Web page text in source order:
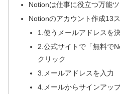
Notionは仕事に役立つ万能
Notionのアカウント作成13
1.使うメールアドレスを
2.公式サイトで「無料で
クリック
3.メールアドレスを入力
4.メールからサインアッ